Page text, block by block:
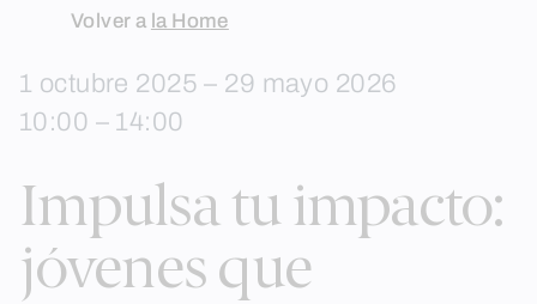
content
Volver a la Home
1 octubre 2025 – 29 mayo 2026
10:00 – 14:00
Impulsa tu impacto:
jóvenes que